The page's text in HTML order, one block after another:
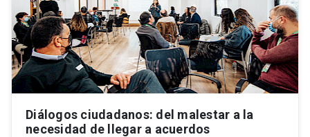
Diálogos ciudadanos: del malestar a la
necesidad de llegar a acuerdos